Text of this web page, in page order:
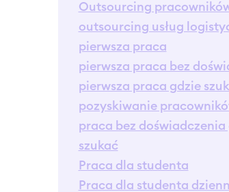
Outsourcing
outsourcing usług
pierwsza praca
pierwsza praca bez
pierwsza praca gdzie
pozyskiwanie
praca bez doświadczenia
szukać
Praca dla studenta
Praca dla studenta